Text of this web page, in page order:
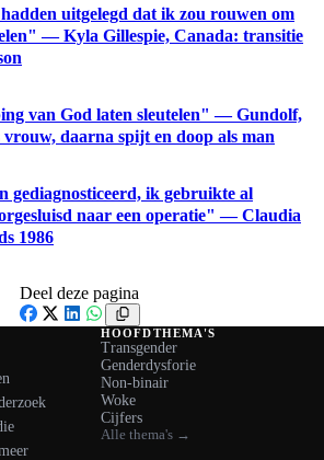
uitgelegd dat ik zou rouwen om
— Kyla Gillespie, Canada: transitie
van God laten sleutelen" — Gundolf,
daarna spijt en doop als man
gediagnosticeerd, ik gebruikte al
naar een operatie" — Claudia
1986
Deel deze pagina
Facebook
X LinkedIn
WhatsApp
HOOFDTHEMA'S
Transgender
Genderdysforie
Non-binair
Woke
Cijfers
Alle thema's →